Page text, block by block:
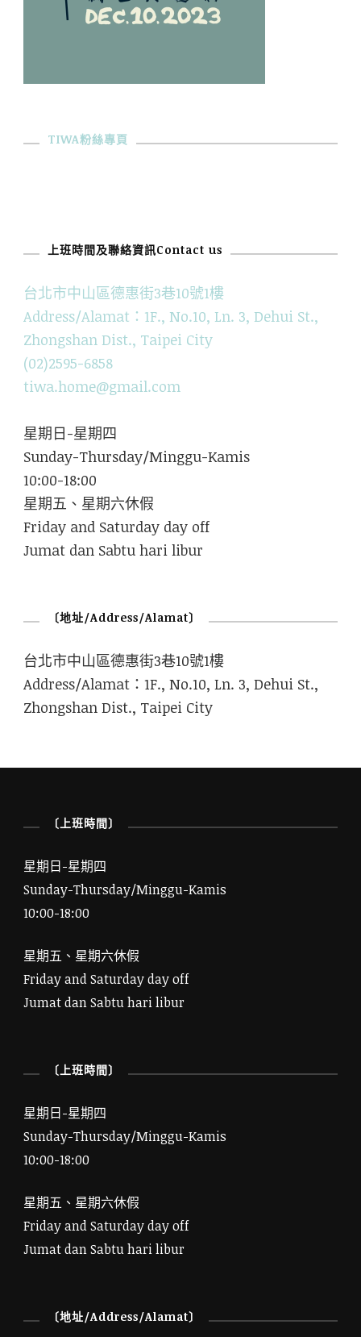
TIWA粉絲專頁
上班時間及聯絡資訊Contact us
台北市中山區德惠街3巷10號1樓
Address/Alamat：1F., No.10, Ln. 3, Dehui St.,
Zhongshan Dist., Taipei City
(02)2595-6858
tiwa.home@gmail.com
星期日-星期四
Sunday-Thursday/Minggu-Kamis
10:00-18:00
星期五、星期六休假
Friday and Saturday day off
Jumat dan Sabtu hari libur
〔地址/Address/Alamat〕
台北市中山區德惠街3巷10號1樓
Address/Alamat：1F., No.10, Ln. 3, Dehui St.,
Zhongshan Dist., Taipei City
〔上班時間〕
星期日-星期四
Sunday-Thursday/Minggu-Kamis
10:00-18:00
星期五、星期六休假
Friday and Saturday day off
Jumat dan Sabtu hari libur
〔上班時間〕
星期日-星期四
Sunday-Thursday/Minggu-Kamis
10:00-18:00
星期五、星期六休假
Friday and Saturday day off
Jumat dan Sabtu hari libur
〔地址/Address/Alamat〕